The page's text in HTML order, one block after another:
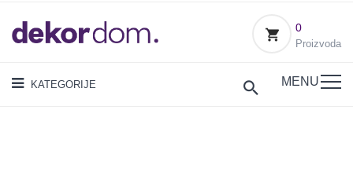
0
Proizvoda
KATEGORIJE MENU